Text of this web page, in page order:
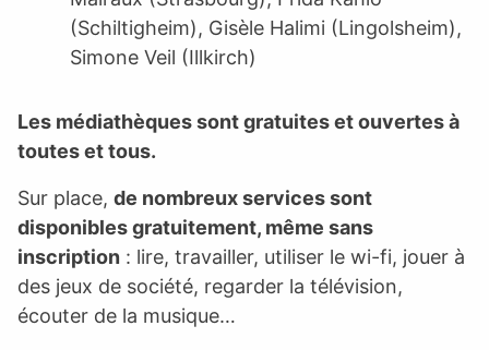
(Schiltigheim), Gisèle Halimi (Lingolsheim),
Simone Veil (Illkirch)
Les médiathèques sont gratuites et ouvertes à
toutes et tous.
Sur place, de nombreux services sont
disponibles gratuitement, même sans
inscription : lire, travailler, utiliser le wi-fi, jouer à
des jeux de société, regarder la télévision,
écouter de la musique…